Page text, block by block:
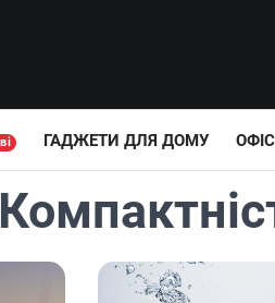
ГАДЖЕТИ ДЛЯ ДОМУ